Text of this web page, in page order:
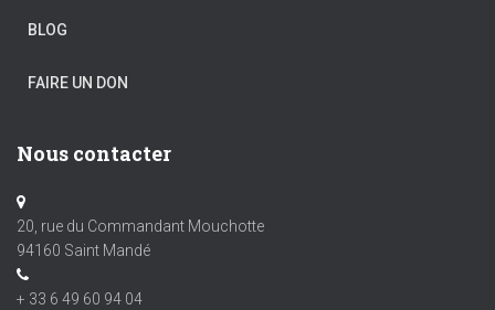
BLOG
FAIRE UN DON
Nous contacter
20, rue du Commandant Mouchotte
94160 Saint Mandé
+ 33 6 49 60 94 04